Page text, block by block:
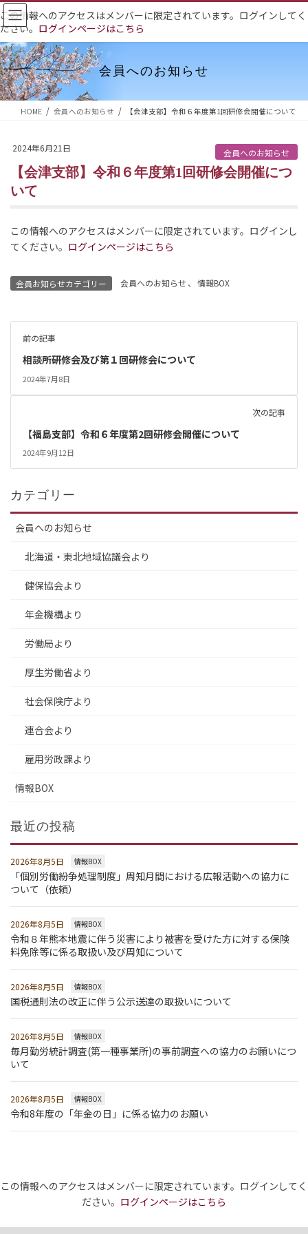
コ
ン
テ
ン
ツ
へ
ス
ナ
ビ
ゲ
ー
シ
ョ
ン
この情報へのアクセスはメンバーに限定されています。ログインしてく
ださい。 ログインページはこちら
会員へのお知らせ
HOME 会員へのお知らせ 【会津支部】令和６年度第1回研修会開催について
2024年6月21日 会員へのお知らせ
【会津支部】令和６年度第1回研修会開催につ
いて
この情報へのアクセスはメンバーに限定されています。ログインし
てください。 ログインページはこちら
会員お知らせカテゴリー 会員へのお知らせ、 情報BOX
前の記事
相談所研修会及び第１回研修会について
2024年7月8日
次の記事
【福島支部】令和６年度第2回研修会開催について
2024年9月12日
カテゴリー
会員へのお知らせ
北海道・東北地域協議会より
健保協会より
年金機構より
労働局より
厚生労働省より
社会保険庁より
連合会より
雇用労政課より
情報BOX
最近の投稿
2026年8月5日 情報BOX
「個別労働紛争処理制度」周知月間における広報活動への協力に
ついて（依頼）
2026年8月5日 情報BOX
令和８年熊本地震に伴う災害により被害を受けた方に対する保険
料免除等に係る取扱い及び周知について
2026年8月5日 情報BOX
国税通則法の改正に伴う公示送達の取扱いについて
2026年8月5日 情報BOX
毎月勤労統計調査(第一種事業所)の事前調査への協力のお願いにつ
いて
2026年8月5日 情報BOX
令和8年度の「年金の日」に係る協力のお願い
この情報へのアクセスはメンバーに限定されています。ログインしてく
ださい。 ログインページはこちら